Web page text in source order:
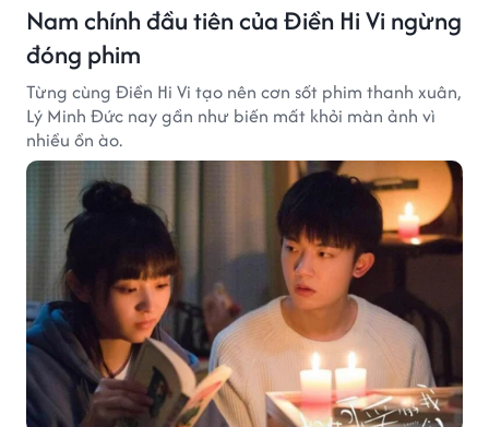
Nam chính đầu tiên của Điền Hi Vi ngừng
đóng phim
Từng cùng Điền Hi Vi tạo nên cơn sốt phim thanh xuân,
Lý Minh Đức nay gần như biến mất khỏi màn ảnh vì
nhiều ồn ào.